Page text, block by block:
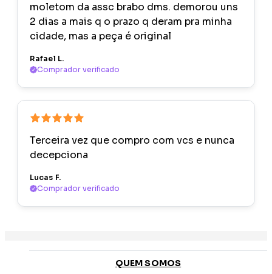
moletom da assc brabo dms. demorou uns
2 dias a mais q o prazo q deram pra minha
cidade, mas a peça é original
Rafael L.
Comprador verificado
Terceira vez que compro com vcs e nunca
decepciona
Lucas F.
Comprador verificado
QUEM SOMOS